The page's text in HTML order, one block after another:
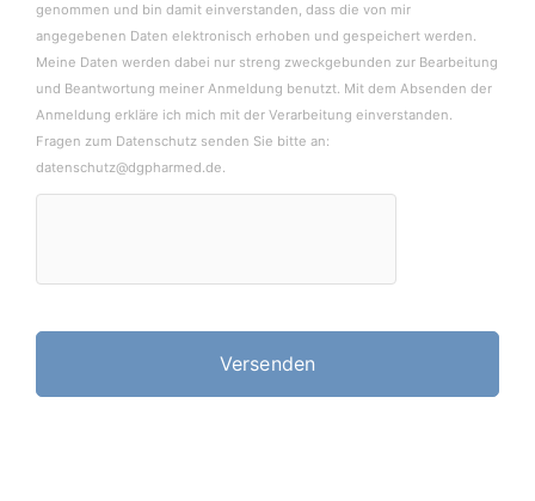
genommen und bin damit einverstanden, dass die von mir
angegebenen Daten elektronisch erhoben und gespeichert werden.
Meine Daten werden dabei nur streng zweckgebunden zur Bearbeitung
und Beantwortung meiner Anmeldung benutzt. Mit dem Absenden der
Anmeldung erkläre ich mich mit der Verarbeitung einverstanden.
Fragen zum Datenschutz senden Sie bitte an:
datenschutz@dgpharmed.de.